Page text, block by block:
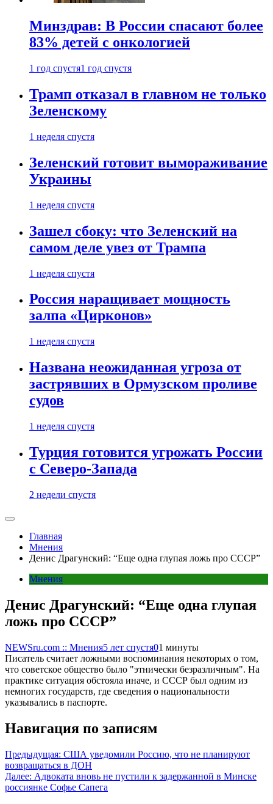
Минздрав: В России спасают более
83% детей с онкологией
1 год спустя1 год спустя
Трамп отказал в главном не только
Зеленскому
1 неделя спустя
Зеленский готовит вымораживание
Украины
1 неделя спустя
Зашел сбоку: что Зеленский на
самом деле увез от Трампа
1 неделя спустя
Россия наращивает мощность
залпа «Цирконов»
1 неделя спустя
Названа неожиданная угроза от
застрявших в Ормузском проливе
судов
1 неделя спустя
Турция готовится угрожать России
с Северо-Запада
2 недели спустя
Главная
Мнения
Денис Драгунский: “Еще одна глупая ложь про СССР”
Мнения
Денис Драгунский: “Еще одна глупая
ложь про СССР”
NEWSru.com :: Мнения5 лет спустя01 минуты
Писатель считает ложными воспоминания некоторых о том,
что советское общество было "этнически безразличным". На
практике ситуация обстояла иначе, и СССР был одним из
немногих государств, где сведения о национальности
указывались в паспорте.
Навигация по записям
Предыдущая: США уведомили Россию, что не планируют
возвращаться в ДОН
Далее: Адвоката вновь не пустили к задержанной в Минске
россиянке Софье Сапега